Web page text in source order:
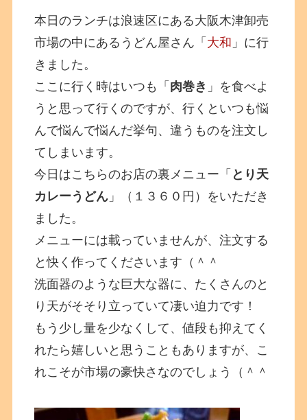
本日のランチは浪速区にある大阪木津卸売
市場の中にあるうどん屋さん「 大和 」に行
きました。
ここに行く時はいつも「 肉巻き 」を食べよ
うと思って行くのですが、行くといつも悩
んで悩んで悩んだ挙句、違うものを注文し
てしまいます。
今日はこちらのお店の裏メニュー「 とり天
カレーうどん 」（１３６０円）をいただき
ました。
メニューには載っていませんが、注文する
と快く作ってくださいます（＾＾
洗面器のような巨大な器に、たくさんのと
り天がそそり立っていて凄い迫力です！
もう少し量を少なくして、値段も抑えてく
れたら嬉しいと思うこともありますが、こ
れこそが市場の豪快さなのでしょう（＾＾